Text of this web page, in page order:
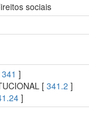
sociais
341 ]
[ 341.2 ]
]